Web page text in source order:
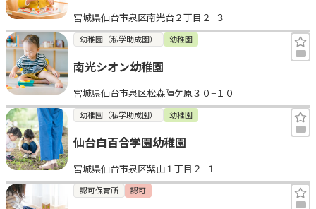
宮城県仙台市泉区南光台２丁目２−３
幼稚園（私学助成園） 幼稚園
南光シオン幼稚園
宮城県仙台市泉区松森陣ケ原３０−１０
幼稚園（私学助成園） 幼稚園
仙台白百合学園幼稚園
宮城県仙台市泉区紫山１丁目２−１
認可保育所 認可